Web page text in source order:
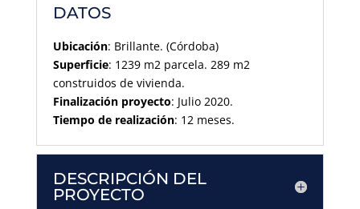
DATOS
Ubicación: Brillante. (Córdoba)
Superficie: 1239 m2 parcela. 289 m2
construidos de vivienda.
Finalización proyecto: Julio 2020.
Tiempo de realización: 12 meses.
DESCRIPCIÓN DEL
PROYECTO